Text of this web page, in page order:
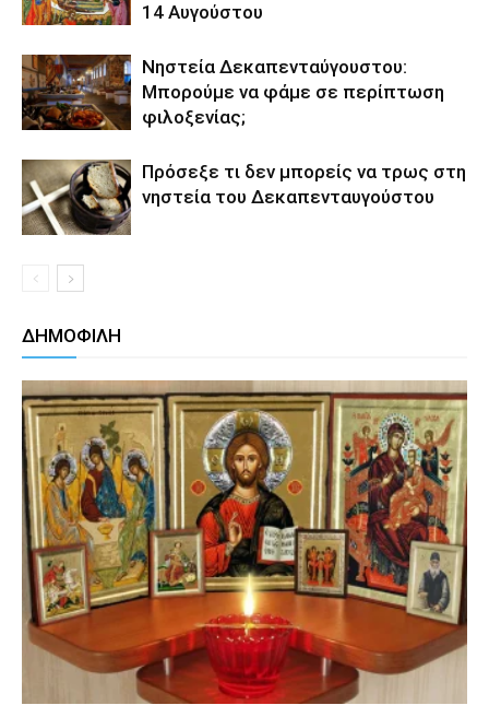
14 Αυγούστου
Νηστεία Δεκαπενταύγουστου:
Μπορούμε να φάμε σε περίπτωση
φιλοξενίας;
Πρόσεξε τι δεν μπορείς να τρως στη
νηστεία του Δεκαπενταυγούστου
ΔΗΜΟΦΙΛΗ